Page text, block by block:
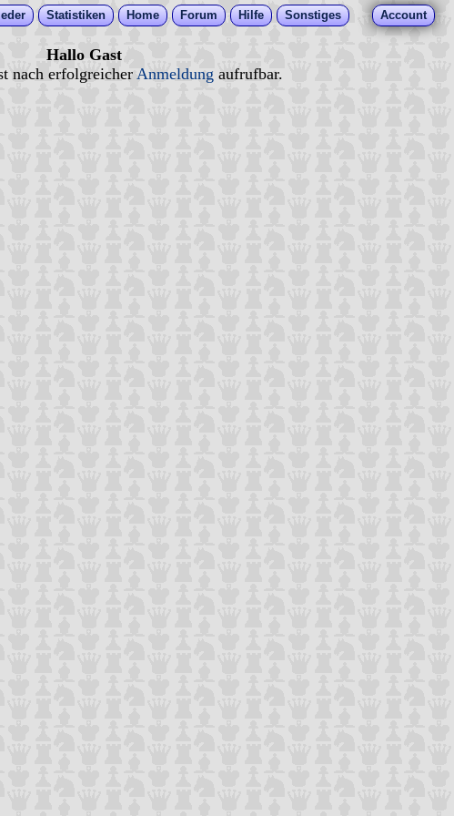
Statistiken Home Forum Hilfe Sonstiges Account
Hallo Gast
nach erfolgreicher Anmeldung aufrufbar.